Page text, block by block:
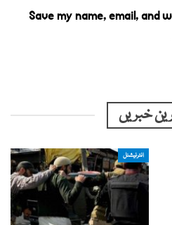
Save my name, email, and
خبریں
انٹرنیشنل